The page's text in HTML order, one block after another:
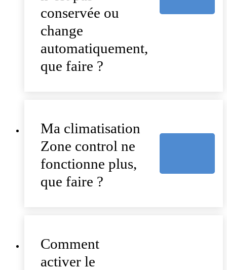
conservée ou
change
automatiquement,
que faire ?
Ma climatisation
Zone control ne
fonctionne plus,
que faire ?
Comment
activer le